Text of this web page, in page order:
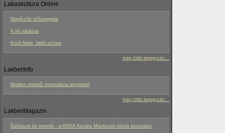
Lakaskultura Online
Megőrzött stílusjegyek
A tér varázsa
Kívül fehér, belül színes
még több bejegyzés...
LakberInfo
Modern enteriőr minimalista jegyekkel
még több bejegyzés...
LakberMagazin
Építészet és enteriőr - a KREA Kortárs Művészeti Iskola bemutatja: